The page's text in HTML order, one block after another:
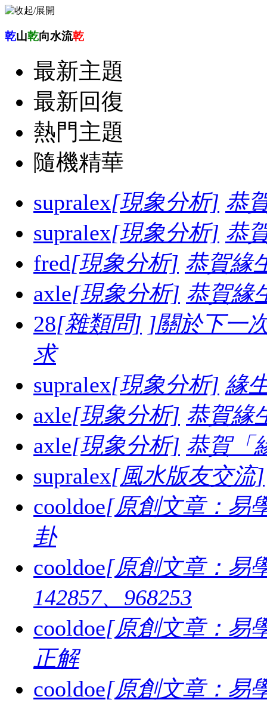
乾山乾向水流乾
最新主題
最新回復
熱門主題
隨機精華
supralex[現象分析] 恭
supralex[現象分析] 恭
fred[現象分析] 恭賀緣
axle[現象分析] 恭賀緣
28[雜類問] ]關於下一
求
supralex[現象分析] 緣
axle[現象分析] 恭賀緣
axle[現象分析] 恭賀「
supralex[風水版友交流]
cooldoe[原創文章：易
卦
cooldoe[原創文章：易
142857、968253
cooldoe[原創文章：易
正解
cooldoe[原創文章：易